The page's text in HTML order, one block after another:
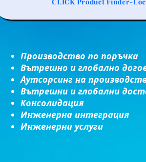
Производство по поръчка
Вътрешно и глобално
Аутсорсинг на
Вътрешни и глобални
Консолидация​
Инженерна интеграция​
Инженерни услуги